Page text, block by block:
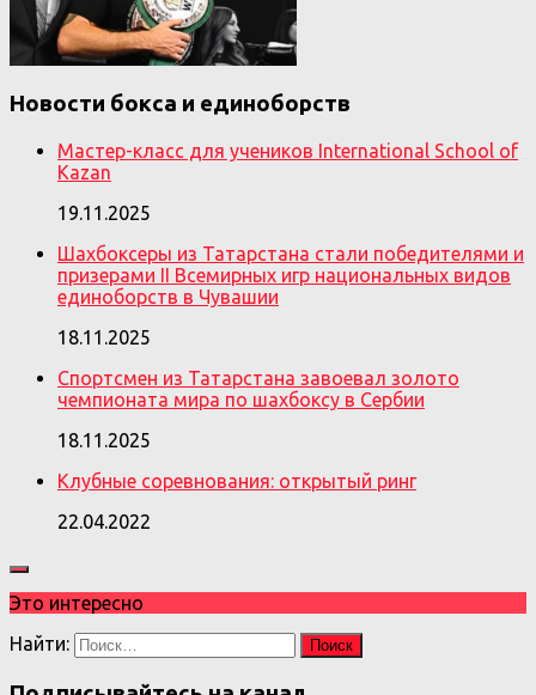
Новости бокса и единоборств
Мастер-класс для учеников International School of
Kazan
19.11.2025
Шахбоксеры из Татарстана стали победителями и
призерами II Всемирных игр национальных видов
единоборств в Чувашии
18.11.2025
Спортсмен из Татарстана завоевал золото
чемпионата мира по шахбоксу в Сербии
18.11.2025
Клубные соревнования: открытый ринг
22.04.2022
Это интересно
Найти: